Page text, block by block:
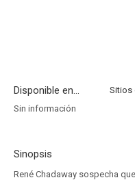
Disponible en...
Sin información
Sinopsis
René Chadaway sospecha